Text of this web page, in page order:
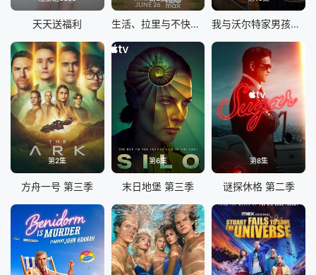
天天送福利 生活、拉里与不快乐的追求：一部美国史 我与沃尔特家男孩的生活 第三季
第2集
方舟一号 第三季
第6集
末日地堡 第三季
第8集
谜探休格 第二季